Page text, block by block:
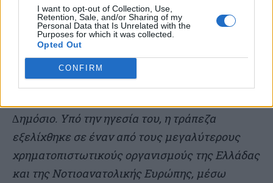
I want to opt-out of Collection, Use,
Retention, Sale, and/or Sharing of my
Personal Data that Is Unrelated with the
Purposes for which it was collected.
Opted Out
CONFIRM
∆ιοικητής της ΕΤΒΑ, Πρόεδρος της Επιτροπής
Κεφαλαιαγοράς, καθώς και Πρόεδρος της
Επιτροπής Εκσυγχρονισµού του Ελληνικού
Τραπεζικού Συστήµατος. Το 1991 ηγήθηκε
οµάδας Ελλήνων επιχειρηµατιών που
∆ηµόσιο. Υπό την ηγεσία του, η τράπεζα
εξελίχθηκε σε έναν από τους µεγαλύτερους
χρηµατοπιστωτικούς οργανισµούς της Ελλάδας
και της Νοτιοανατολικής Ευρώπης, µέσω